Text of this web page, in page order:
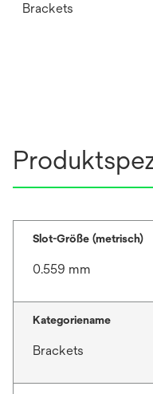
Brackets
Slot-Größe (metrisch)
0.559 mm
Kategoriename
Brackets